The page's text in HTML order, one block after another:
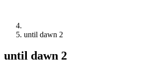
until dawn 2
until dawn 2